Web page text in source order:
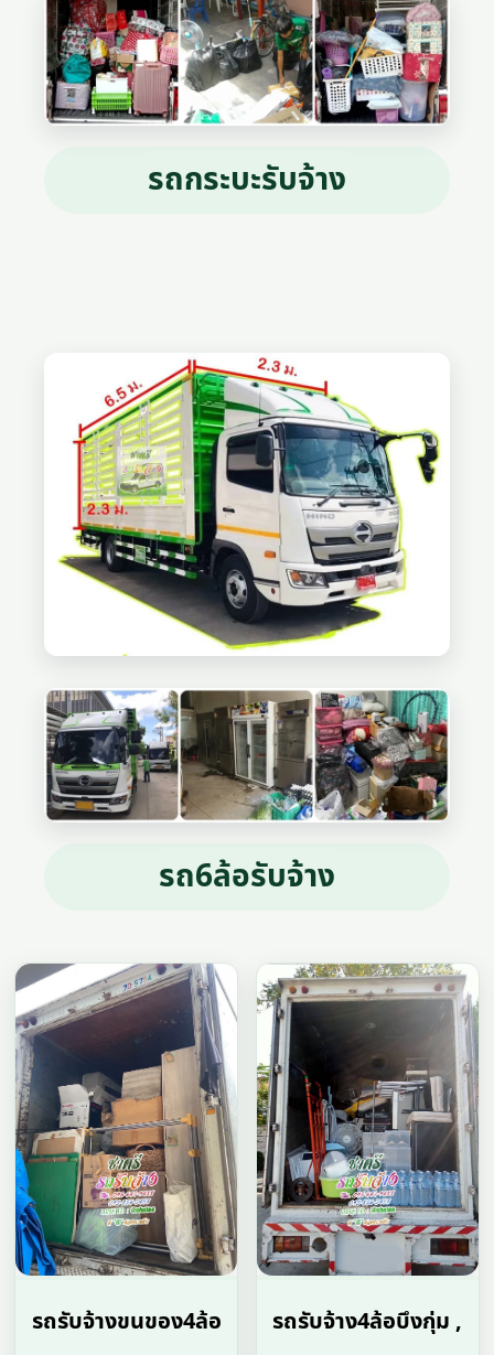
รถกระบะรับจ้าง
รถ6ล้อรับจ้าง
รถรับจ้างขนของ4ล้อ
รถรับจ้าง4ล้อบึงกุ่ม ,